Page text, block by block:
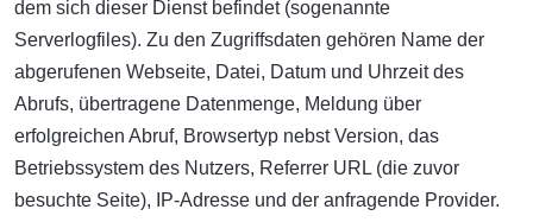
dem sich dieser Dienst befindet (sogenannte
Serverlogfiles). Zu den Zugriffsdaten gehören Name der
abgerufenen Webseite, Datei, Datum und Uhrzeit des
Abrufs, übertragene Datenmenge, Meldung über
erfolgreichen Abruf, Browsertyp nebst Version, das
Betriebssystem des Nutzers, Referrer URL (die zuvor
besuchte Seite), IP-Adresse und der anfragende Provider.